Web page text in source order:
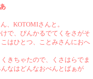
、KOTOMIさんと。
で、ぴんかるでてくをさがそ
はひとつ、ことみさんにおへ
きちゃたので、くさはらでま
なはどんなおべんとばぁが